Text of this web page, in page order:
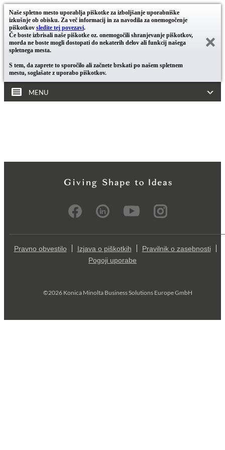
Naše spletno mesto uporablja piškotke za izboljšanje uporabniške
izkušnje ob obisku. Za več informacij in za navodila za onemogočenje
piškotkov sledite tej povezavi.
Če boste izbrisali naše piškotke oz. onemogočili shranjevanje piškotkov,
morda ne boste mogli dostopati do nekaterih delov ali funkcij našega
spletnega mesta.
S tem, da zaprete to sporočilo ali začnete brskati po našem spletnem
mestu, soglašate z uporabo piškotkov.
MENU
Pravno obvestilo Izjava o piškotkih
Pravilnik o zasebnosti
Pogoji uporabe
©2026 Konica Minolta Business Solutions Europe GmbH